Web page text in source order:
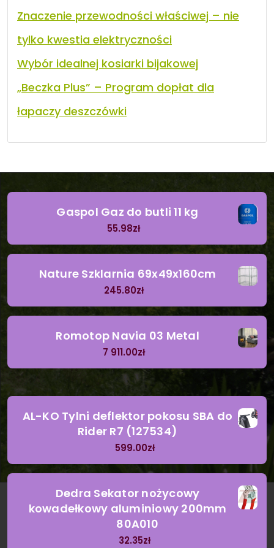
Znaczenie przewodności właściwej – nie
tylko kwestia elektryczności
Wybór idealnej kosiarki bijakowej
„Beczka Plus” – Program dopłat dla
łapaczy deszczówki
Gaspol Gaz do butli 11 kg
55.98zł
Nature Szklarnia 69x49x160cm
245.80zł
Romotop Navia 03 Metal
7 911.00zł
AL-KO Tylni deflektor pokosu SBA do
Rider R7 (127534)
599.00zł
Dedra Sekator nożycowy
kowadełkowy aluminiowy 200mm
80A010
32.35zł